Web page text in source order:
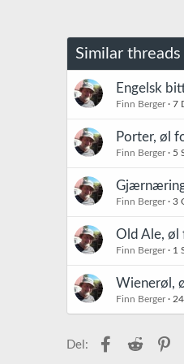
Similar threads
Engelsk
Finn Berger 7
Porter, øl
Finn Berger 5
Finn Berger 3
Old Ale,
Finn Berger 1
Wienerøl,
Finn Berger
Del: Facebook
Reddit